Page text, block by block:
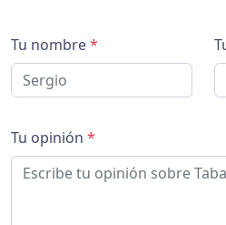
Tu nombre*
Tu opinión *